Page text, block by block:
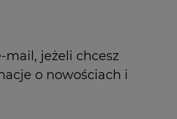
mail, jeżeli chcesz
o nowościach i